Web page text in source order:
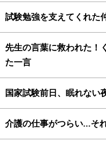
試験勉強を支えてくれた
先生の言葉に救われた！
た一言
国家試験前日、眠れな
介護の仕事がつらい...そ